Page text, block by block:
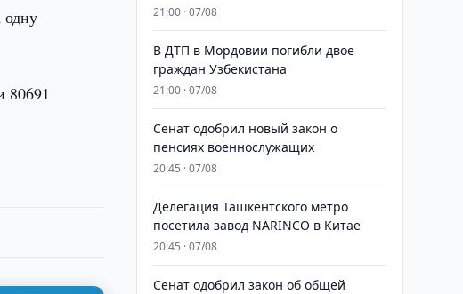
одну
80691
21:00 · 07/08
В ДТП в Мордовии погибли двое
граждан Узбекистана
21:00 · 07/08
Сенат одобрил новый закон о
пенсиях военнослужащих
20:45 · 07/08
Делегация Ташкентского метро
посетила завод NARINCO в Китае
20:45 · 07/08
Сенат одобрил закон об общей